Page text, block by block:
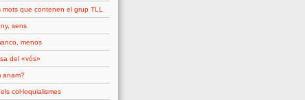
mots que contenen el grup TLL
sens
menos
del «vós»
anam?
col·loquialismes